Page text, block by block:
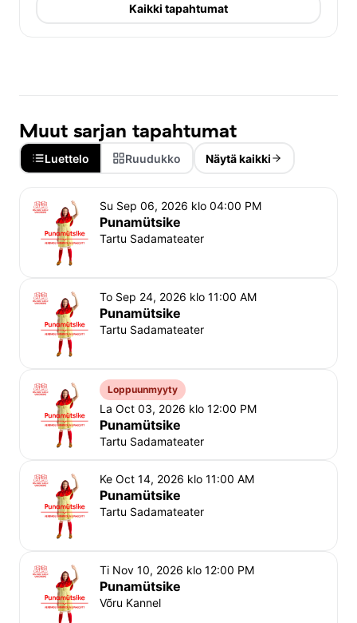
Kaikki tapahtumat
Muut sarjan tapahtumat
Luettelo Ruudukko Näytä kaikki
Su Sep 06, 2026 klo 04:00 PM
Punamütsike
Tartu Sadamateater
To Sep 24, 2026 klo 11:00 AM
Punamütsike
Tartu Sadamateater
Loppuunmyyty
La Oct 03, 2026 klo 12:00 PM
Punamütsike
Tartu Sadamateater
Ke Oct 14, 2026 klo 11:00 AM
Punamütsike
Tartu Sadamateater
Ti Nov 10, 2026 klo 12:00 PM
Punamütsike
Võru Kannel